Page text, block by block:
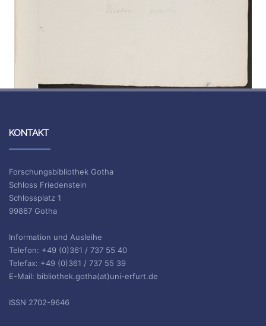
KONTAKT
Forschungsbibliothek Gotha
Schloss Friedenstein
Schlossplatz 1
99867 Gotha
Information und Ausleihe
Telefon: +49 (0)361 / 737 55 40
Telefax: +49 (0)361 / 737 55 39
E-Mail: bibliothek.gotha(at)uni-erfurt.de
ISSN 2702-9646